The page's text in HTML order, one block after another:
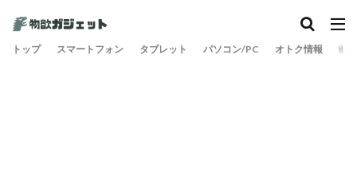
トップ スマートフォン タブレット パソコン/PC オトク情報 旅